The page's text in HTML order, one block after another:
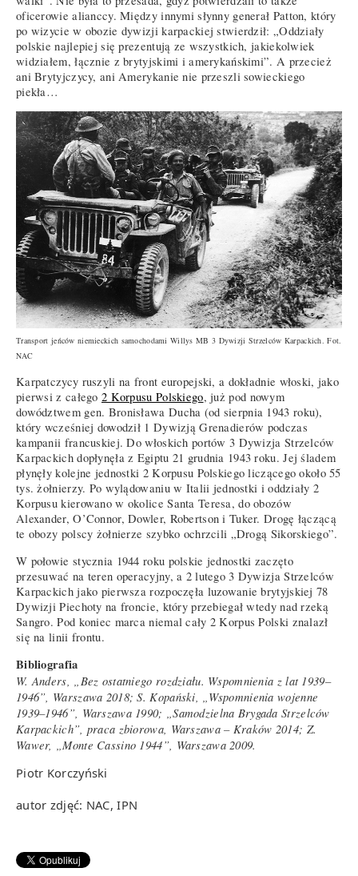
oficerowie alianccy. Między innymi słynny generał Patton, który
po wizycie w obozie dywizji karpackiej stwierdził: „Oddziały
polskie najlepiej się prezentują ze wszystkich, jakiekolwiek
widziałem, łącznie z brytyjskimi i amerykańskimi”. A przecież
ani Brytyjczycy, ani Amerykanie nie przeszli sowieckiego
piekła…
Transport jeńców niemieckich samochodami Willys MB 3 Dywizji Strzelców Karpackich. Fot.
NAC
Karpatczycy ruszyli na front europejski, a dokładnie włoski, jako
pierwsi z całego 2 Korpusu Polskiego, już pod nowym
dowództwem gen. Bronisława Ducha (od sierpnia 1943 roku),
który wcześniej dowodził 1 Dywizją Grenadierów podczas
kampanii francuskiej. Do włoskich portów 3 Dywizja Strzelców
Karpackich dopłynęła z Egiptu 21 grudnia 1943 roku. Jej śladem
płynęły kolejne jednostki 2 Korpusu Polskiego liczącego około 55
tys. żołnierzy. Po wylądowaniu w Italii jednostki i oddziały 2
Korpusu kierowano w okolice Santa Teresa, do obozów
Alexander, O’Connor, Dowler, Robertson i Tuker. Drogę łączącą
te obozy polscy żołnierze szybko ochrzcili „Drogą Sikorskiego”.
W połowie stycznia 1944 roku polskie jednostki zaczęto
przesuwać na teren operacyjny, a 2 lutego 3 Dywizja Strzelców
Karpackich jako pierwsza rozpoczęła luzowanie brytyjskiej 78
Dywizji Piechoty na froncie, który przebiegał wtedy nad rzeką
Sangro. Pod koniec marca niemal cały 2 Korpus Polski znalazł
się na linii frontu.
Bibliografia
W. Anders, „Bez ostatniego rozdziału. Wspomnienia z lat 1939–
1946”, Warszawa 2018; S. Kopański, „Wspomnienia wojenne
1939–1946”, Warszawa 1990; „Samodzielna Brygada Strzelców
Karpackich”, praca zbiorowa, Warszawa – Kraków 2014; Z.
Wawer, „Monte Cassino 1944”, Warszawa 2009.
Piotr Korczyński
autor zdjęć: NAC, IPN